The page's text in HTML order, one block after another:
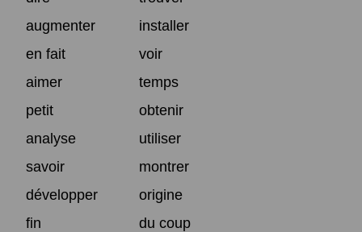
augmenter
installer
en fait
voir
aimer
temps
petit
obtenir
analyse
utiliser
savoir
montrer
développer
origine
fin
du coup